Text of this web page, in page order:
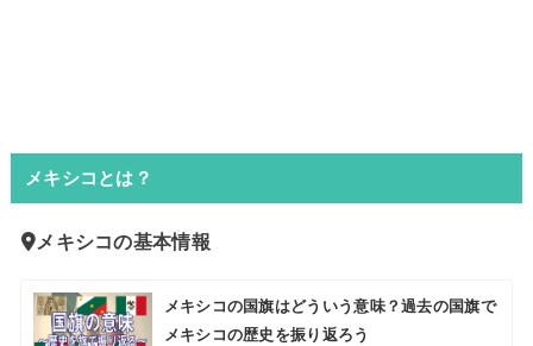
メキシコとは？
メキシコの基本情報
メキシコの国旗はどういう意味？過去の国旗で
メキシコの歴史を振り返ろう